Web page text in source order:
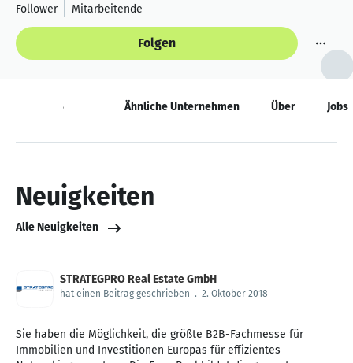
Follower
Mitarbeitende
Folgen
Neuigkeiten Ähnliche Unternehmen Über Jobs
Neuigkeiten
Alle Neuigkeiten
STRATEGPRO Real Estate GmbH
hat einen Beitrag geschrieben . 2. Oktober 2018
Sie haben die Möglichkeit, die größte B2B-Fachmesse für
Immobilien und Investitionen Europas für effizientes